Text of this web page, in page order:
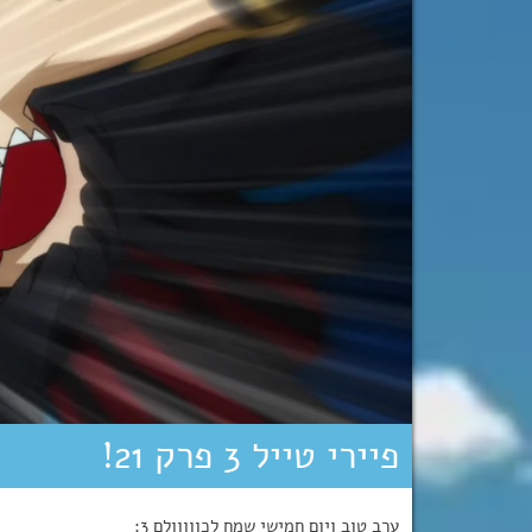
פיירי טייל 3 פרק 21!
ערב טוב ויום חמישי שמח לכווווולם 3: